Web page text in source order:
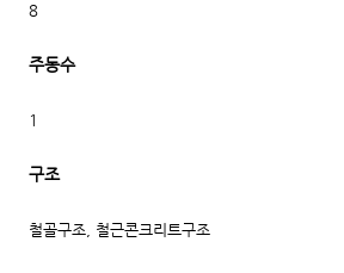
8
주동수
1
구조
철골구조, 철근콘크리트구조